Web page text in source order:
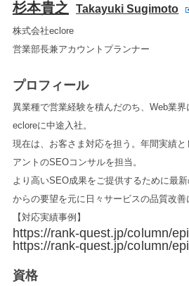
杉本貴之 Takayuki Sugimoto
株式会社eclore
営業部長兼アカウントプランナー
プロフィール
異業種で営業経験を積んだのち、Web業
ecloreに中途入社。
現在は、お客さま対応を担う。年間実績
アントのSEOコンサルを担当。
より高いSEO成果をご提供するために最
からの要望を元に日々サービスの品質改善
【対応実績事例】
https://rank-quest.jp/column/
https://rank-quest.jp/column/
資格